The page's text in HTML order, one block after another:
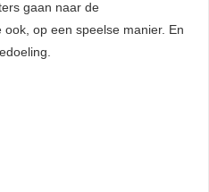
gaan naar de
op een speelse manier. En